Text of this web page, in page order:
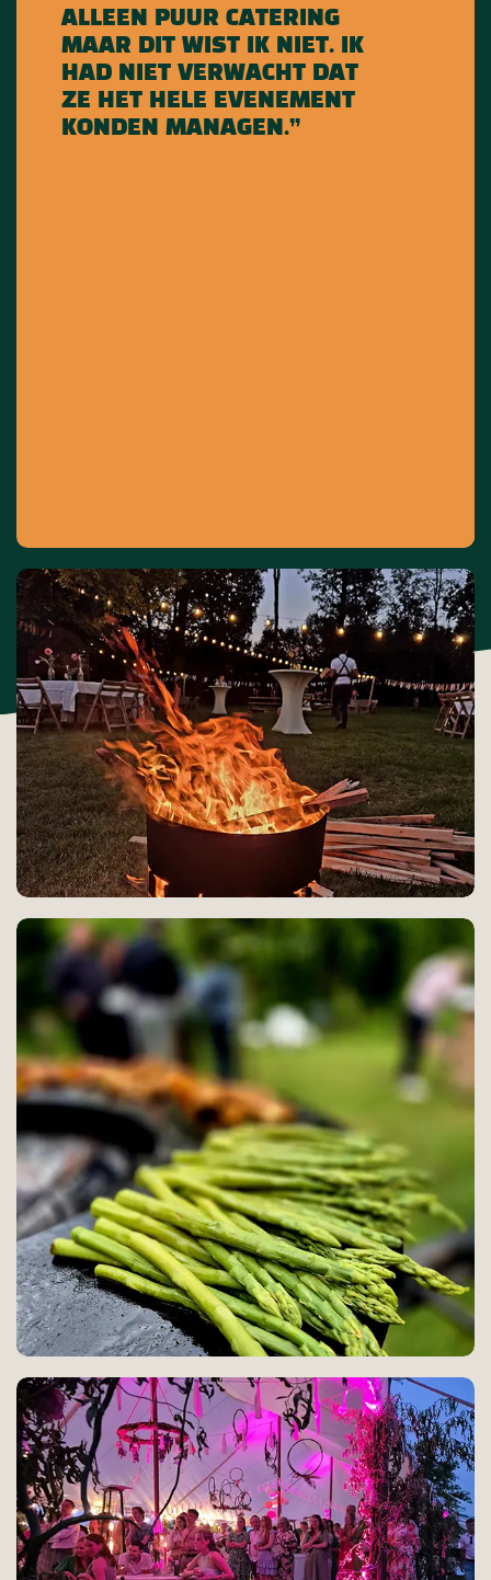
ALLEEN PUUR CATERING
MAAR DIT WIST IK NIET. IK
HAD NIET VERWACHT DAT
ZE HET HELE EVENEMENT
KONDEN MANAGEN.”